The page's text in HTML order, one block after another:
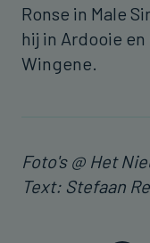
Ronse in Male
hij in Ardooie
Wingene.
Foto's @ Het
Text: Stefaan